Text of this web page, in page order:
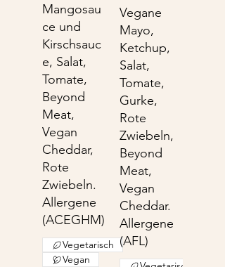
Mangosau
ce und
Kirschsauc
e, Salat,
Tomate,
Beyond
Meat,
Vegan
Cheddar,
Rote
Zwiebeln.
Allergene
(ACEGHM)
Vegetarisch
Vegan
Vegane
Mayo,
Ketchup,
Salat,
Tomate,
Gurke,
Rote
Zwiebeln,
Beyond
Meat,
Vegan
Cheddar.
Allergene
(AFL)